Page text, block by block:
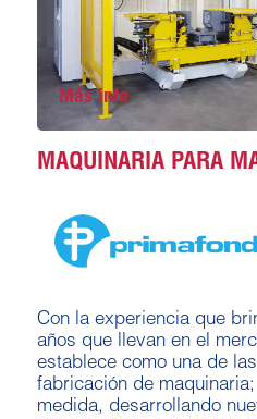
Más info
MAQUINARIA PARA
Con la experiencia que
años que llevan en el
establece como una de
fabricación de
medida, desarrollando